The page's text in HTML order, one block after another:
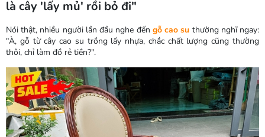
là cây 'lấy mủ' rồi bỏ đi"
Nói thật, nhiều người lần đầu nghe đến gỗ cao su thường nghĩ ngay:
"À, gỗ từ cây cao su trồng lấy nhựa, chắc chất lượng cũng thường
thôi, chỉ làm đồ rẻ tiền?".